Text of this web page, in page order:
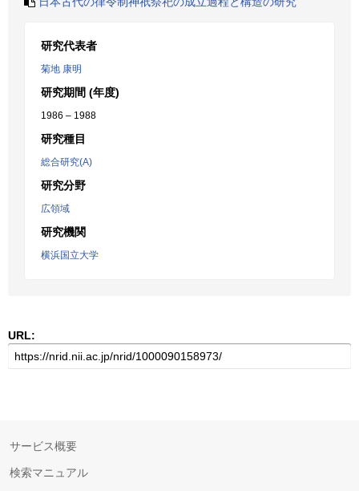
研究代表者
菊地 康明
研究期間 (年度)
1986 – 1988
研究種目
総合研究(A)
研究分野
広領域
研究機関
横浜国立大学
URL:
サービス概要
検索マニュアル